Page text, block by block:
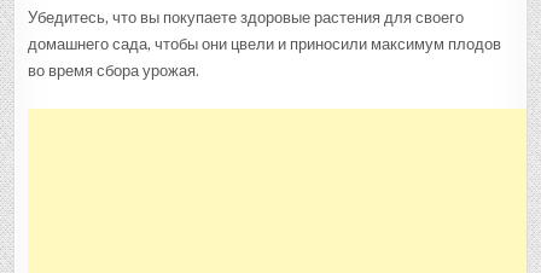
Убедитесь, что вы покупаете здоровые растения для своего
домашнего сада, чтобы они цвели и приносили максимум плодов
во время сбора урожая.